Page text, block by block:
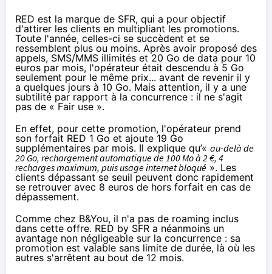
RED est la marque de SFR, qui a pour objectif
d'attirer les clients en multipliant les promotions.
Toute l'année, celles-ci se succèdent et se
ressemblent plus ou moins. Après avoir proposé des
appels, SMS/MMS illimités et 20 Go de data pour 10
euros par mois, l'opérateur était descendu à 5 Go
seulement pour le même prix... avant de revenir il y
a quelques jours à 10 Go. Mais attention, il y a une
subtilité par rapport à la concurrence : il ne s'agit
pas de « Fair use ».
En effet, pour cette promotion, l'opérateur prend
son forfait RED 1 Go et ajoute 19 Go
supplémentaires par mois. Il explique qu’« au-delà de
20 Go, rechargement automatique de 100 Mo à 2 €, 4
recharges maximum, puis usage internet bloqué ». Les
clients dépassant se seuil peuvent donc rapidement
se retrouver avec 8 euros de hors forfait en cas de
dépassement.
Comme chez B&You, il n'a pas de roaming inclus
dans cette offre. RED by SFR a néanmoins un
avantage non négligeable sur la concurrence : sa
promotion est valable sans limite de durée, là où les
autres s'arrêtent au bout de 12 mois.